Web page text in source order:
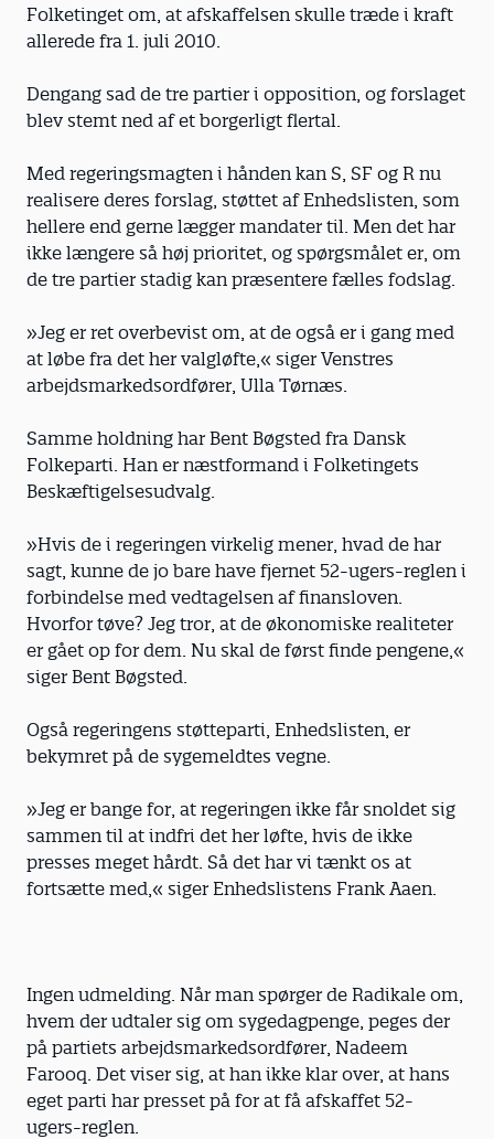
Folketinget om, at afskaffelsen skulle træde i kraft
allerede fra 1. juli 2010.
Dengang sad de tre partier i opposition, og forslaget
blev stemt ned af et borgerligt flertal.
Med regeringsmagten i hånden kan S, SF og R nu
realisere deres forslag, støttet af Enhedslisten, som
hellere end gerne lægger mandater til. Men det har
ikke længere så høj prioritet, og spørgsmålet er, om
de tre partier stadig kan præsentere fælles fodslag.
»Jeg er ret overbevist om, at de også er i gang med
at løbe fra det her valgløfte,« siger Venstres
arbejdsmarkedsordfører, Ulla Tørnæs.
Samme holdning har Bent Bøgsted fra Dansk
Folkeparti. Han er næstformand i Folketingets
Beskæftigelsesudvalg.
»Hvis de i regeringen virkelig mener, hvad de har
sagt, kunne de jo bare have fjernet 52-ugers-reglen i
forbindelse med vedtagelsen af finansloven.
Hvorfor tøve? Jeg tror, at de økonomiske realiteter
er gået op for dem. Nu skal de først finde pengene,«
siger Bent Bøgsted.
Også regeringens støtteparti, Enhedslisten, er
bekymret på de sygemeldtes vegne.
»Jeg er bange for, at regeringen ikke får snoldet sig
sammen til at indfri det her løfte, hvis de ikke
presses meget hårdt. Så det har vi tænkt os at
fortsætte med,« siger Enhedslistens Frank Aaen.
Ingen udmelding. Når man spørger de Radikale om,
hvem der udtaler sig om sygedagpenge, peges der
på partiets arbejdsmarkeds­ordfører, Nadeem
Farooq. Det viser sig, at han ikke klar over, at hans
eget parti har presset på for at få afskaffet 52-
ugers-reglen.